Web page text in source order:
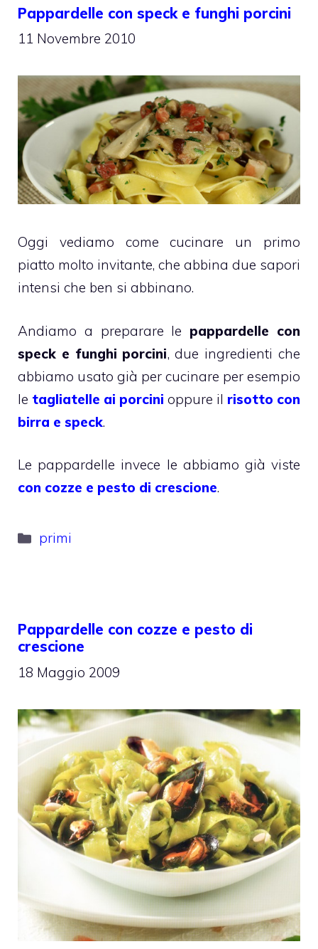
Pappardelle con speck e funghi porcini
11 Novembre 2010
Oggi vediamo come cucinare un primo
piatto molto invitante, che abbina due sapori
intensi che ben si abbinano.
Andiamo a preparare le pappardelle con
speck e funghi porcini, due ingredienti che
abbiamo usato già per cucinare per esempio
le tagliatelle ai porcini oppure il risotto con
birra e speck.
Le pappardelle invece le abbiamo già viste
con cozze e pesto di crescione.
Categorie
primi
Pappardelle con cozze e pesto di
crescione
18 Maggio 2009